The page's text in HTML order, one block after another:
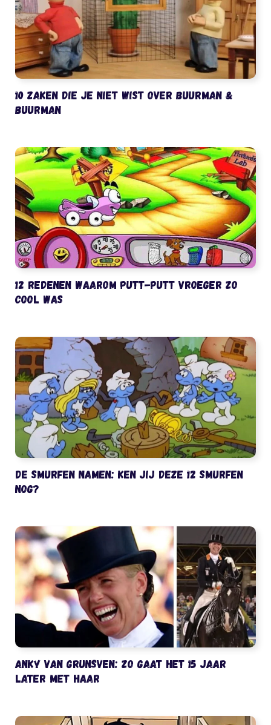
10 zaken die je niet wist over Buurman &
Buurman
12 redenen waarom Putt-Putt vroeger zo
cool was
De Smurfen namen: ken jij deze 12 Smurfen
nog?
Anky van Grunsven: zo gaat het 15 jaar
later met haar